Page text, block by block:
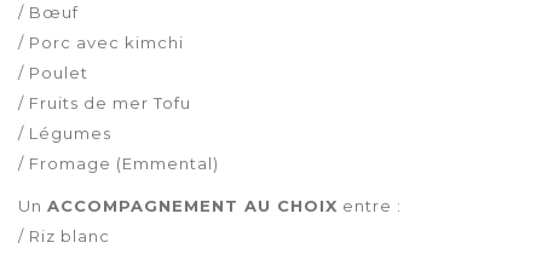
/ Bœuf
/ Porc avec kimchi
/ Poulet
/ Fruits de mer Tofu
/ Légumes
/ Fromage (Emmental)
Un ACCOMPAGNEMENT AU CHOIX entre :
/ Riz blanc